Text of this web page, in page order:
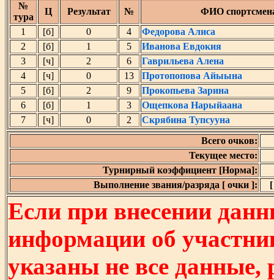
№
тура
Ц Результат №
ФИО
1
[б] 0 4
Федорова Алиса
2
[б] 1 5
Иванова Евдокия
3
[ч] 2 6
Гаврильева Алена
4
[ч] 0 13
Протопопова Айыына
5
[б] 2 9
Прокопьева Зарина
6
[б] 1 3
Ощепкова Нарыйаана
7
[ч] 0 2
Скрябина Тупсууна
Всего очков:
Текущее место:
Турнирный коэффициент [Норма]:
Выполнение звания/разряда [ очки ]:
Если при внесении
информации об
указаны не все